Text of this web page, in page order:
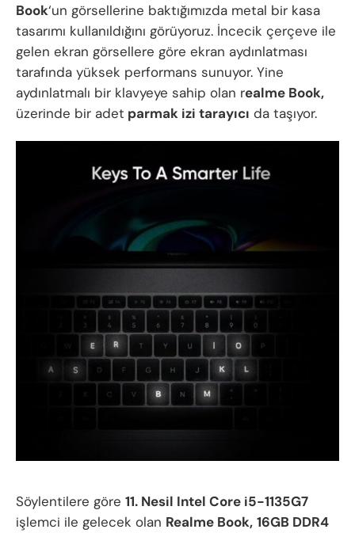
Book‘un görsellerine baktığımızda metal bir kasa
tasarımı kullanıldığını görüyoruz. İncecik çerçeve ile
gelen ekran görsellere göre ekran aydınlatması
tarafında yüksek performans sunuyor. Yine
aydınlatmalı bir klavyeye sahip olan realme Book,
üzerinde bir adet parmak izi tarayıcı da taşıyor.
Söylentilere göre 11. Nesil Intel Core i5-1135G7
işlemci ile gelecek olan Realme Book, 16GB DDR4